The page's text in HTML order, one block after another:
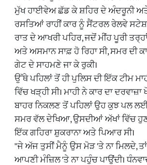
ਮੁੱਖ ਹਾਈਵੇਅ ਛੱਡ ਕੇ ਸ਼ਹਿਰ ਦੇ ਅੰਦਰੂਨੀ
ਰਸਤਿਆਂ ਰਾਹੀਂ ਕਾਰ ਨੂੰ ਸੈਂਟਰਲ ਰੇਲਵੇ
ਰਾਤ ਦੇ ਆਖਰੀ ਪਹਿਰ, ਜਦੋਂ ਮੀਂਹ ਪੂਰੀ
ਅਤੇ ਅਸਮਾਨ ਸਾਫ਼ ਹੋ ਰਿਹਾ ਸੀ, ਸਮਰ ਦੀ
ਗੇਟ ਦੇ ਸਾਹਮਣੇ ਜਾ ਕੇ ਰੁਕੀ।
​ਉੱਥੇ ਪਹਿਲਾਂ ਤੋਂ ਹੀ ਪੁਲਿਸ ਦੀ ਇੱਕ ਟੀਮ
ਵਿੱਚ ਖੜ੍ਹੀ ਸੀ। ਮਾਹੀ ਨੇ ਕਾਰ ਦਾ
ਬਾਹਰ ਨਿਕਲਣ ਤੋਂ ਪਹਿਲਾਂ ਉਹ ਕੁਝ ਪਲ
ਸਮਰ ਵੱਲ ਦੇਖਿਆ, ਉਸਦੀਆਂ ਅੱਖਾਂ ਵਿੱਚ
ਇੱਕ ਗਹਿਰਾ ਸ਼ੁਕਰਾਨਾ ਅਤੇ ਪਿਆਰ ਸੀ।
​"ਜੇ ਅੱਜ ਤੁਸੀਂ ਮੈਨੂੰ ਉਸ ਮੋੜ 'ਤੇ ਨਾ ਮਿਲਦੇ,
ਆਪਣੀ ਮੰਜ਼ਿਲ 'ਤੇ ਨਾ ਪਹੁੰਚ ਪਾਉਂਦੀ।